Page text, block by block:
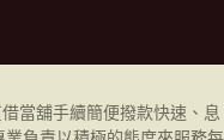
當舖手續簡便撥款快速、息